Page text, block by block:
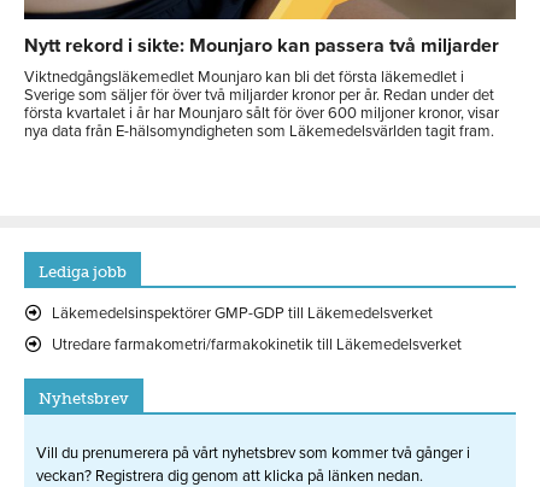
Nytt rekord i sikte: Mounjaro kan passera två miljarder
Viktnedgångsläkemedlet Mounjaro kan bli det första läkemedlet i
Sverige som säljer för över två miljarder kronor per år. Redan under det
första kvartalet i år har Mounjaro sålt för över 600 miljoner kronor, visar
nya data från E-hälsomyndigheten som Läkemedelsvärlden tagit fram.
Lediga jobb
Läkemedelsinspektörer GMP-GDP till Läkemedelsverket
Utredare farmakometri/farmakokinetik till Läkemedelsverket
Nyhetsbrev
Vill du prenumerera på vårt nyhetsbrev som kommer två gånger i
veckan? Registrera dig genom att klicka på länken nedan.